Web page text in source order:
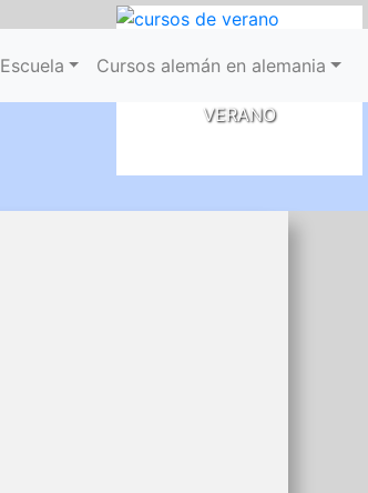
CURSOS
VERANO
Escuela Cursos alemán en alemania